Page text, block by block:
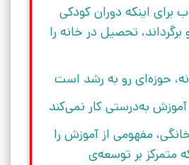
برای اینکه دوران کودکی
تحصیل در خانه را
حوزه‌ای رو به رشد است
به‌درستی کار نمی‌کند
مفهومی از آموزش را
متمرکز بر توسعه‌ی